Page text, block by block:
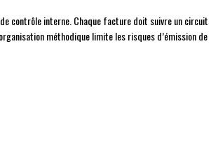
contrôle interne. Chaque facture doit suivre un circuit
méthodique limite les risques d’émission de